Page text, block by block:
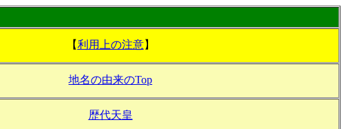
【利用上の注意】
地名の由来のTop
歴代天皇